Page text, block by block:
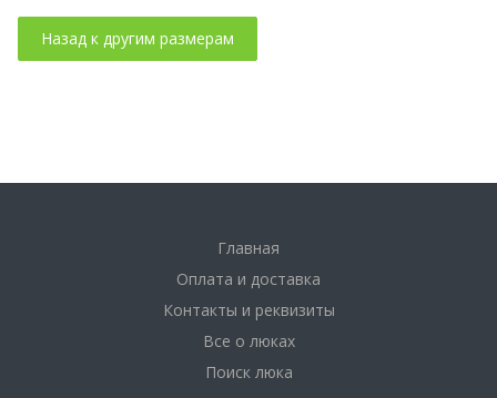
Главная
Оплата и доставка
Контакты и реквизиты
Все о люках
Поиск люка